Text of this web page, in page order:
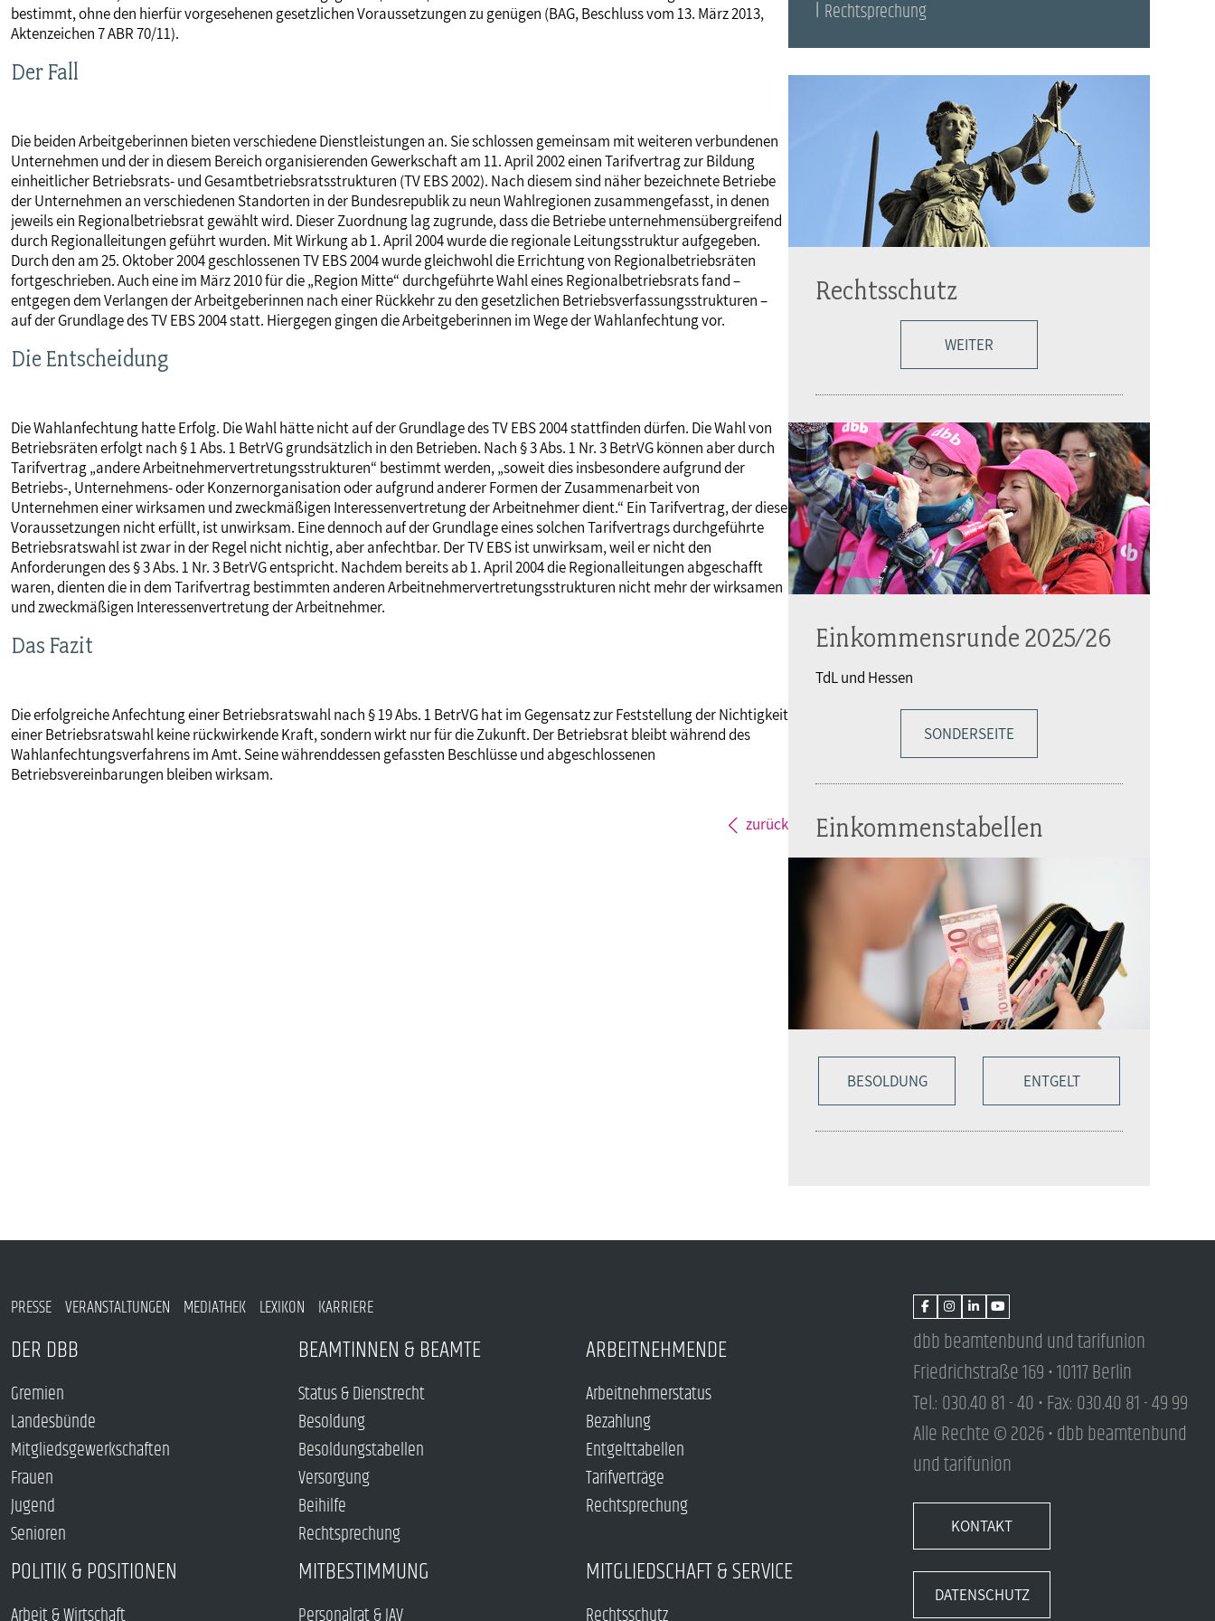
Frauen
Senioren
Versorgung
Rechtsprechung
Tarifverträge
Bildung
MITBESTIMMUNG
Akademie
bestimmt, ohne den hierfür vorgesehenen gesetzlichen Voraussetzungen zu genügen (BAG, Beschluss vom 13. März 2013,
Aktenzeichen 7 ABR 70/11).
Der Fall
Die beiden Arbeitgeberinnen bieten verschiedene Dienstleistungen an. Sie schlossen gemeinsam mit weiteren verbundenen
Unternehmen und der in diesem Bereich organisierenden Gewerkschaft am 11. April 2002 einen Tarifvertrag zur Bildung
einheitlicher Betriebsrats- und Gesamtbetriebsratsstrukturen (TV EBS 2002). Nach diesem sind näher bezeichnete Betriebe
der Unternehmen an verschiedenen Standorten in der Bundesrepublik zu neun Wahlregionen zusammengefasst, in denen
jeweils ein Regionalbetriebsrat gewählt wird. Dieser Zuordnung lag zugrunde, dass die Betriebe unternehmensübergreifend
durch Regionalleitungen geführt wurden. Mit Wirkung ab 1. April 2004 wurde die regionale Leitungsstruktur aufgegeben.
Durch den am 25. Oktober 2004 geschlossenen TV EBS 2004 wurde gleichwohl die Errichtung von Regionalbetriebsräten
fortgeschrieben. Auch eine im März 2010 für die „Region Mitte“ durchgeführte Wahl eines Regionalbetriebsrats fand –
entgegen dem Verlangen der Arbeitgeberinnen nach einer Rückkehr zu den gesetzlichen Betriebsverfassungsstrukturen –
auf der Grundlage des TV EBS 2004 statt. Hiergegen gingen die Arbeitgeberinnen im Wege der Wahlanfechtung vor.
Die Entscheidung
Die Wahlanfechtung hatte Erfolg. Die Wahl hätte nicht auf der Grundlage des TV EBS 2004 stattfinden dürfen. Die Wahl von
Betriebsräten erfolgt nach § 1 Abs. 1 BetrVG grundsätzlich in den Betrieben. Nach § 3 Abs. 1 Nr. 3 BetrVG können aber durch
Tarifvertrag „andere Arbeitnehmervertretungsstrukturen“ bestimmt werden, „soweit dies insbesondere aufgrund der
Betriebs-, Unternehmens- oder Konzernorganisation oder aufgrund anderer Formen der Zusammenarbeit von
Unternehmen einer wirksamen und zweckmäßigen Interessenvertretung der Arbeitnehmer dient.“ Ein Tarifvertrag, der diese
Voraussetzungen nicht erfüllt, ist unwirksam. Eine dennoch auf der Grundlage eines solchen Tarifvertrags durchgeführte
Betriebsratswahl ist zwar in der Regel nicht nichtig, aber anfechtbar. Der TV EBS ist unwirksam, weil er nicht den
Anforderungen des § 3 Abs. 1 Nr. 3 BetrVG entspricht. Nachdem bereits ab 1. April 2004 die Regionalleitungen abgeschafft
waren, dienten die in dem Tarifvertrag bestimmten anderen Arbeitnehmervertretungsstrukturen nicht mehr der wirksamen
und zweckmäßigen Interessenvertretung der Arbeitnehmer.
Das Fazit
Die erfolgreiche Anfechtung einer Betriebsratswahl nach § 19 Abs. 1 BetrVG hat im Gegensatz zur Feststellung der Nichtigkeit
einer Betriebsratswahl keine rückwirkende Kraft, sondern wirkt nur für die Zukunft. Der Betriebsrat bleibt während des
Wahlanfechtungsverfahrens im Amt. Seine währenddessen gefassten Beschlüsse und abgeschlossenen
Betriebsvereinbarungen bleiben wirksam.
zurück
Rechtsprechung
Rechtsschutz
WEITER
Einkommensrunde 2025/26
TdL und Hessen
SONDERSEITE
Einkommenstabellen
BESOLDUNG ENTGELT
PRESSE VERANSTALTUNGEN MEDIATHEK LEXIKON KARRIERE
DER DBB
Gremien
Landesbünde
Mitgliedsgewerkschaften
Frauen
Jugend
Senioren
BEAMTINNEN & BEAMTE
Status & Dienstrecht
Besoldung
Besoldungstabellen
Versorgung
Beihilfe
Rechtsprechung
ARBEITNEHMENDE
Arbeitnehmerstatus
Bezahlung
Entgelttabellen
Tarifverträge
Rechtsprechung
POLITIK & POSITIONEN MITBESTIMMUNG MITGLIEDSCHAFT & SERVICE
dbb beamtenbund und tarifunion
Friedrichstraße 169 • 10117 Berlin
Tel.: 030.40 81 - 40 • Fax: 030.40 81 - 49 99
Alle Rechte © 2026 • dbb beamtenbund
und tarifunion
KONTAKT
DATENSCHUTZ